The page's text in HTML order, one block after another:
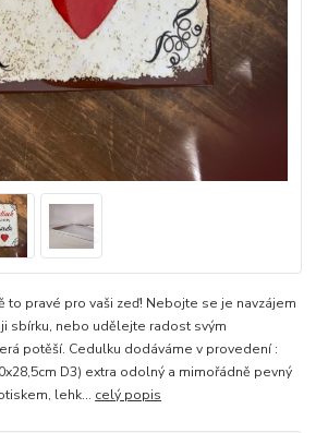
to pravé pro vaši zeď! Nebojte se je navzájem
sbírku, nebo udělejte radost svým
potěší. Cedulku dodáváme v provedení :
D3) extra odolný a mimořádně pevný
lehk... celý popis